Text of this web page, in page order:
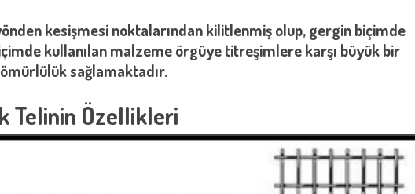
kesişmesi noktalarından kilitlenmiş olup, gergin biçimde
kullanılan malzeme örgüye titreşimlere karşı büyük bir
ömürlülük sağlamaktadır.
Telinin Özellikleri